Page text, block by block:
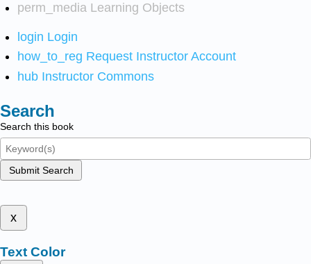
perm_media Learning Objects
login Login
how_to_reg Request Instructor Account
hub Instructor Commons
Search
Search this book
Submit Search
x
Text Color